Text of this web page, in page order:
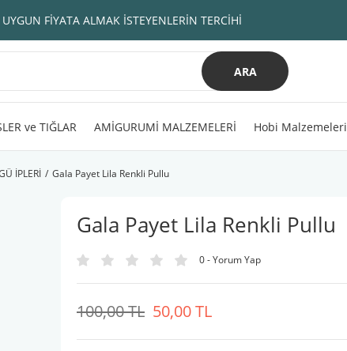
FİYATA ALMAK İSTEYENLERİN TERCİHİ
ARA
ve TIĞLAR AMİGURUMİ MALZEMELERİ Hobi Malzemeleri
İPLERİ Gala Payet Lila Renkli Pullu
Gala Payet Lila Renkli Pullu
0 - Yorum Yap
50,00 TL
100,00 TL